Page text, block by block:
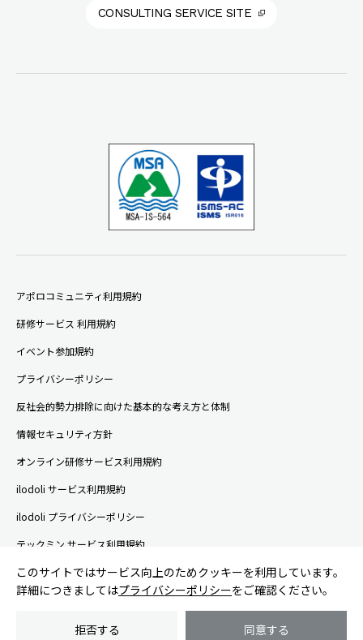
CONSULTING SERVICE SITE
アポロコミュニティ利用規約
研修サービス 利用規約
イベント参加規約
プライバシーポリシー
反社会的勢力排除に向けた基本的な考え方と体制
情報セキュリティ方針
オンライン研修サービス利用規約
ilodoli サービス利用規約
ilodoli プライバシーポリシー
テックミン サービス利用規約
テックミン プライバシーポリシー
© APOLLO, INC.
ページト
このサイトではサービス向上のためクッキーを利用しています。
詳細につきましてはプライバシーポリシーをご確認ください。
拒否する 同意する